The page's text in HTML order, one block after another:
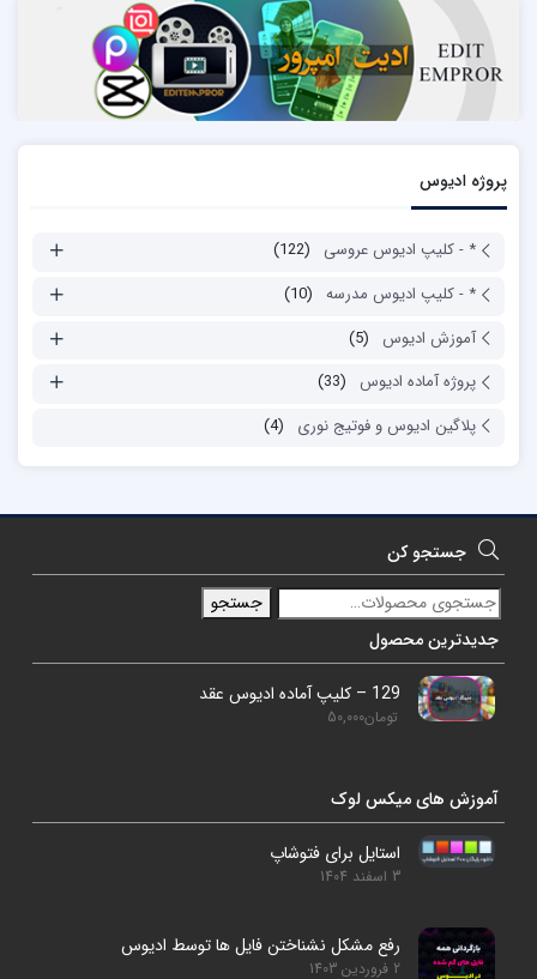
پروژه ادیوس
* - کلیپ ادیوس عروسی
(122)
* - کلیپ ادیوس مدرسه (10)
آموزش ادیوس
(5)
پروژه آماده ادیوس
(33)
پلاگین ادیوس و فوتیج نوری
(4)
جستجو کن
جستجو
جدیدترین محصول
129 – کلیپ آماده ادیوس عقد
تومان50,000
آموزش های میکس لوک
استایل برای فتوشاپ
3 اسفند 1404
رفع مشکل نشناختن فایل ها توسط ادیوس
2 فروردین 1403